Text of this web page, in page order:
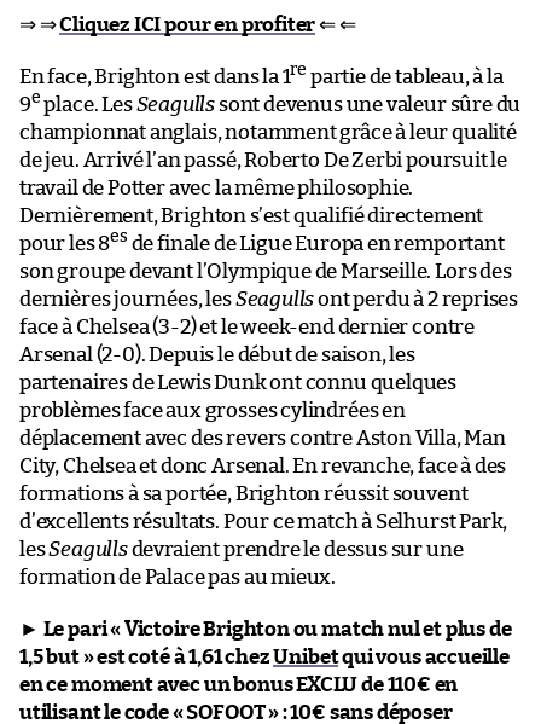
⇒ ⇒Cliquez ICI pour en profiter⇐ ⇐
En face, Brighton est dans la 1re partie de tableau, à la
9e place. LesSeagulls sont devenus une valeur sûre du
championnat anglais, notamment grâce à leur qualité
de jeu. Arrivé l’an passé, Roberto De Zerbi poursuit le
travail de Potter avec la même philosophie.
Dernièrement, Brighton s’est qualifié directement
pour les 8es de finale de Ligue Europa en remportant
son groupe devant l’Olympique de Marseille. Lors des
dernières journées, lesSeagullsont perdu à 2 reprises
face à Chelsea (3-2) et le week-end dernier contre
Arsenal (2-0). Depuis le début de saison, les
partenaires de Lewis Dunk ont connu quelques
problèmes face aux grosses cylindrées en
déplacement avec des revers contre Aston Villa, Man
City, Chelsea et donc Arsenal. En revanche, face à des
formations à sa portée, Brighton réussit souvent
d’excellents résultats. Pour ce match à Selhurst Park,
lesSeagullsdevraient prendre le dessus sur une
formation de Palace pas au mieux.
► Le pari « Victoire Brighton ou match nul et plus de
1,5 but » est coté à 1,61 chezUnibetqui vous accueille
en ce moment avec un bonus EXCLU de 110€ en
utilisant le code « SOFOOT » : 10€ sans déposer